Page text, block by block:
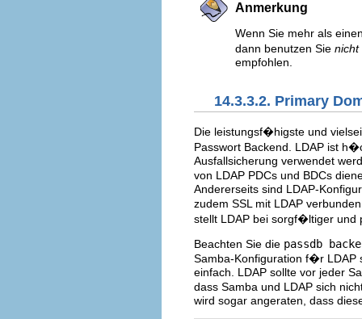
Anmerkung
Wenn Sie mehr als
dann benutzen Sie nicht
empfohlen.
14.3.3.2. Primary
Die leistungsf�higste und
Passwort Backend. LDAP ist
Ausfallsicherung verwendet
von LDAP PDCs und BDCs
Andererseits sind LDAP-
zudem SSL mit LDAP
stellt LDAP bei sorgf�ltiger
Beachten Sie die passdb
Samba-Konfiguration f�r LDAP
einfach. LDAP sollte vor jeder
dass Samba und LDAP sich
wird sogar angeraten, dass